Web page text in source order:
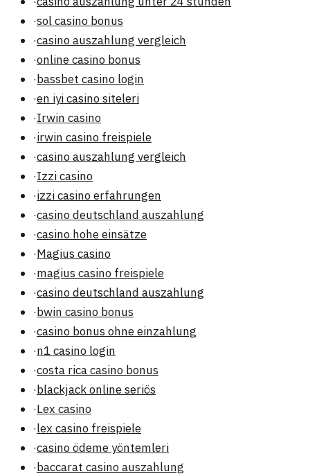
·sol casino bonus
·casino auszahlung vergleich
·online casino bonus
·bassbet casino login
·en iyi casino siteleri
·Irwin casino
·irwin casino freispiele
·casino auszahlung vergleich
·Izzi casino
·izzi casino erfahrungen
·casino deutschland auszahlung
·casino hohe einsätze
·Magius casino
·magius casino freispiele
·casino deutschland auszahlung
·bwin casino bonus
·casino bonus ohne einzahlung
·n1 casino login
·costa rica casino bonus
·blackjack online seriös
·Lex casino
·lex casino freispiele
·casino ödeme yöntemleri
·baccarat casino auszahlung